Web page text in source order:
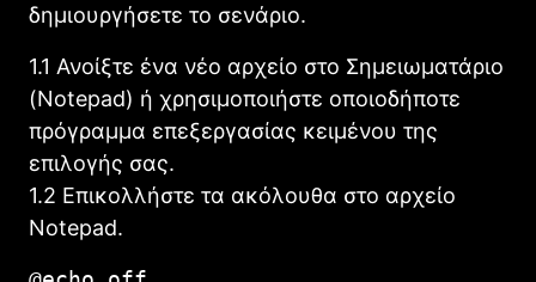
δημιουργήσετε το σενάριο.
1.1 Ανοίξτε ένα νέο αρχείο στο Σημειωματάριο
(Notepad) ή χρησιμοποιήστε οποιοδήποτε
πρόγραμμα επεξεργασίας κειμένου της
επιλογής σας.
1.2 Επικολλήστε τα ακόλουθα στο αρχείο
Notepad.